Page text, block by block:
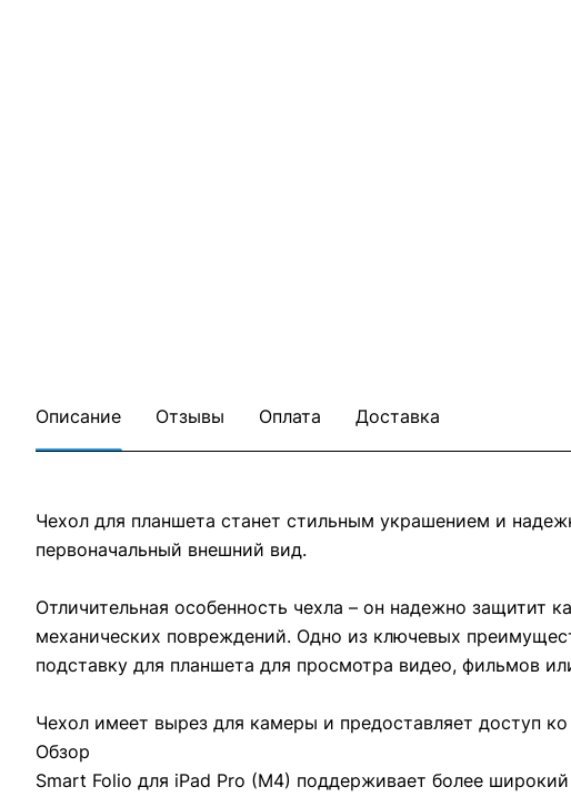
Описание Отзывы Оплата Доставка
Чехол для планшета станет стильным украшением и
первоначальный внешний вид.
Отличительная особенность чехла – он надежно защитит
механических повреждений. Одно из ключевых
подставку для планшета для просмотра видео, фильмов
Чехол имеет вырез для камеры и предоставляет доступ
Обзор
Smart Folio для iPad Pro (M4) поддерживает более